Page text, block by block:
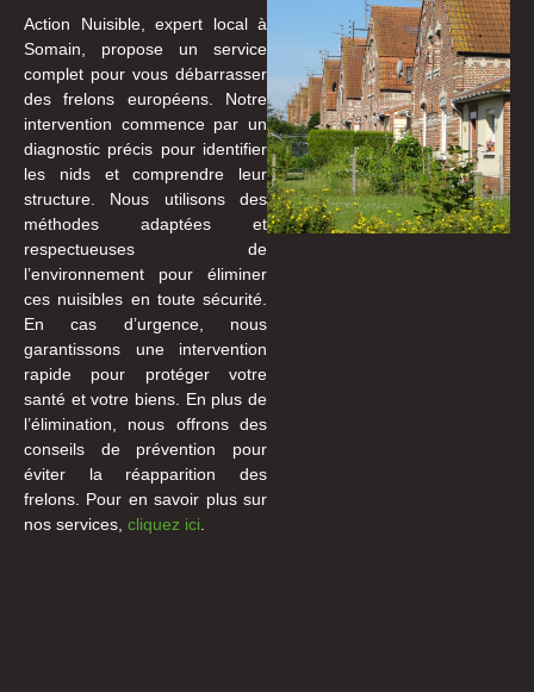
Action Nuisible, expert local à
Somain, propose un service
complet pour vous débarrasser
des frelons européens. Notre
intervention commence par un
diagnostic précis pour identifier
les nids et comprendre leur
structure. Nous utilisons des
méthodes adaptées et
respectueuses de
l’environnement pour éliminer
ces nuisibles en toute sécurité.
En cas d’urgence, nous
garantissons une intervention
rapide pour protéger votre
santé et votre biens. En plus de
l’élimination, nous offrons des
conseils de prévention pour
éviter la réapparition des
frelons. Pour en savoir plus sur
nos services, cliquez ici